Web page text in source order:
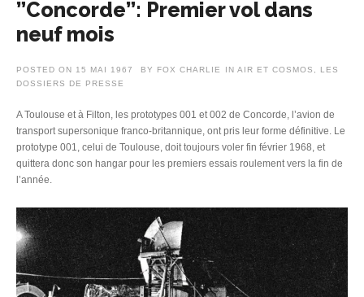
”Concorde”: Premier vol dans
neuf mois
POSTED ON 15 MAI 1967 BY FOX CHARLIE IN AIR ET COSMOS
LES
DOSSIERS DE PRESSE
A Toulouse et à Filton, les prototypes 001 et 002 de Concorde, l’avion de
transport supersonique franco-britannique, ont pris leur forme définitive. Le
prototype 001, celui de Toulouse, doit toujours voler fin février 1968, et
quittera donc son hangar pour les premiers essais roulement vers la fin de
l’année.